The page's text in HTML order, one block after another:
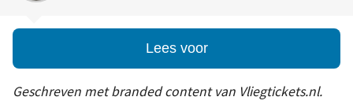
Lees voor
Geschreven met branded content van Vliegtickets.nl.